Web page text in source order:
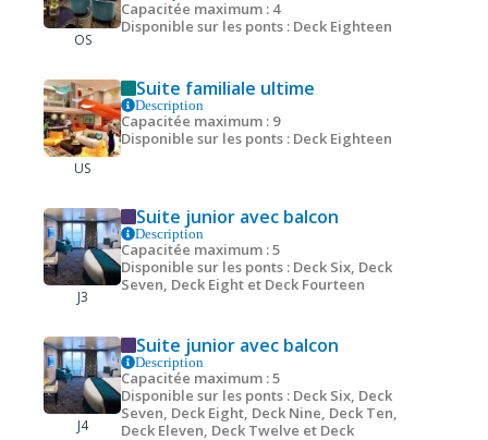
OS
Capacitée maximum : 4
Disponible sur les ponts : Deck Eighteen
US
Suite familiale ultime
Description
Capacitée maximum : 9
Disponible sur les ponts : Deck Eighteen
J3
Suite junior avec balcon
Description
Capacitée maximum : 5
Disponible sur les ponts : Deck Six, Deck
Seven, Deck Eight et Deck Fourteen
J4
Suite junior avec balcon
Description
Capacitée maximum : 5
Disponible sur les ponts : Deck Six, Deck
Seven, Deck Eight, Deck Nine, Deck Ten,
Deck Eleven, Deck Twelve et Deck